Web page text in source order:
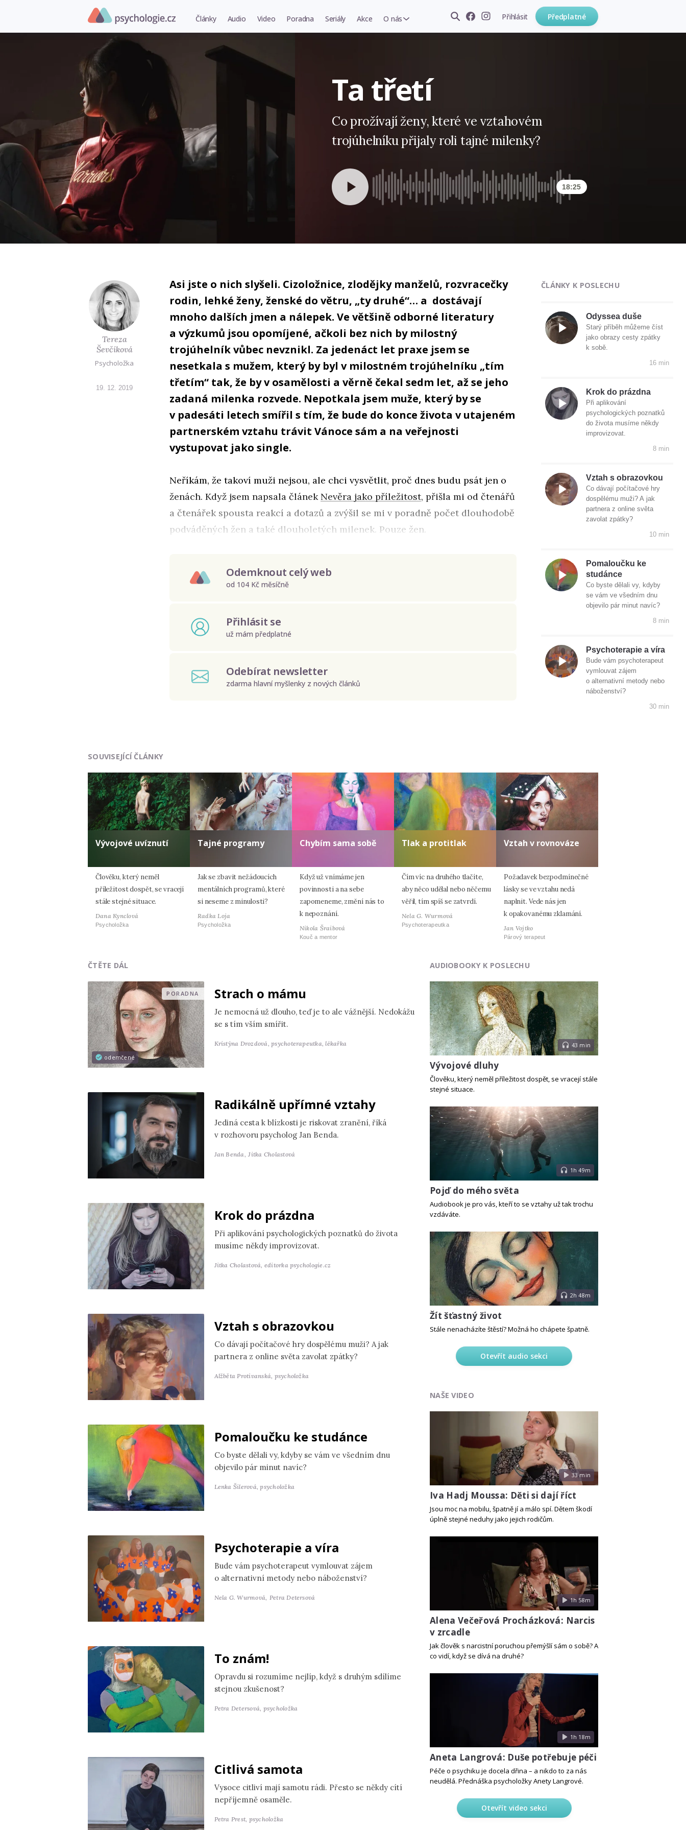
Články Audio Video Poradna Seriály Akce O nás Přihlásit Předplatné
Ta třetí
Co prožívají ženy, které ve vztahovém
trojúhelníku přijaly roli tajné milenky?
18:25
Tereza
Ševčíková
Psycholožka
19. 12. 2019
Asi jste o nich slyšeli. Cizoložnice, zlodějky manželů, rozvracečky
rodin, lehké ženy, ženské do větru, „ty druhé“… a dostávají
mnoho dalších jmen a nálepek. Ve většině odborné literatury
a výzkumů jsou opomíjené, ačkoli bez nich by milostný
trojúhelník vůbec nevznikl. Za jedenáct let praxe jsem se
nesetkala s mužem, který by byl v milostném trojúhelníku „tím
třetím“ tak, že by v osamělosti a věrně čekal sedm let, až se jeho
zadaná milenka rozvede. Nepotkala jsem muže, který by se
v padesáti letech smířil s tím, že bude do konce života v utajeném
partnerském vztahu trávit Vánoce sám a na veřejnosti
vystupovat jako single.
Neříkám, že takoví muži nejsou, ale chci vysvětlit, proč dnes budu psát jen o
ženách. Když jsem napsala článek Nevěra jako příležitost, přišla mi od čtenářů
a čtenářek spousta reakcí a dotazů a zvýšil se mi v poradně počet dlouhodobě
podváděných žen a také dlouholetých milenek. Pouze žen.
Odemknout celý web
od 104 Kč měsíčně
Přihlásit se
už mám předplatné
Odebírat newsletter
zdarma hlavní myšlenky z nových článků
ČLÁNKY K POSLECHU
Odyssea duše
Starý příběh můžeme číst
jako obrazy cesty zpátky
k sobě.
16 min
Krok do prázdna
Při aplikování
psychologických poznatků
do života musíme někdy
improvizovat.
8 min
Vztah s obrazovkou
Co dávají počítačové hry
dospělému muži? A jak
partnera z online světa
zavolat zpátky?
10 min
Pomaloučku ke
studánce
Co byste dělali vy, kdyby
se vám ve všedním dnu
objevilo pár minut navíc?
8 min
Psychoterapie a víra
Bude vám psychoterapeut
vymlouvat zájem
o alternativní metody nebo
náboženství?
30 min
SOUVISEJÍCÍ ČLÁNKY
Vývojové uvíznutí
Člověku, který neměl
příležitost dospět, se vracejí
stále stejné situace.
Dana Kynclová
Psycholožka
Tajné programy
Jak se zbavit nežádoucích
mentálních programů, které
si neseme z minulosti?
Radka Loja
Psycholožka
Chybím sama sobě
Když už vnímáme jen
povinnosti a na sebe
zapomeneme, změní nás to
k nepoznání.
Nikola Šraibová
Kouč a mentor
Tlak a protitlak
Čím víc na druhého tlačíte,
aby něco udělal nebo něčemu
věřil, tím spíš se zatvrdí.
Nela G. Wurmová
Psychoterapeutka
Vztah v rovnováze
Požadavek bezpodmínečné
lásky se ve vztahu nedá
naplnit. Vede nás jen
k opakovanému zklamání.
Jan Vojtko
Párový terapeut
ČTĚTE DÁL
odemčené
PORADNA Strach o mámu
Je nemocná už dlouho, teď je to ale vážnější. Nedokážu
se s tím vším smířit.
Kristýna Drozdová,psychoterapeutka, lékařka
Radikálně upřímné vztahy
Jediná cesta k blízkosti je riskovat zranění, říká
v rozhovoru psycholog Jan Benda.
Jan Benda, Jitka Cholastová
Krok do prázdna
Při aplikování psychologických poznatků do života
musíme někdy improvizovat.
Jitka Cholastová, editorka psychologie.cz
Vztah s obrazovkou
Co dávají počítačové hry dospělému muži? A jak
partnera z online světa zavolat zpátky?
Alžběta Protivanská, psycholožka
Pomaloučku ke studánce
Co byste dělali vy, kdyby se vám ve všedním dnu
objevilo pár minut navíc?
Lenka Šilerová,psycholožka
Psychoterapie a víra
Bude vám psychoterapeut vymlouvat zájem
o alternativní metody nebo náboženství?
Nela G. Wurmová, Petra Detersová
To znám!
Opravdu si rozumíme nejlíp, když s druhým sdílíme
stejnou zkušenost?
Petra Detersová, psycholožka
Citlivá samota
Vysoce citliví mají samotu rádi. Přesto se někdy cítí
nepříjemně osaměle.
Petra Prest, psycholožka
AUDIOBOOKY K POSLECHU
43 min
Vývojové dluhy
Člověku, který neměl příležitost dospět, se vracejí stále
stejné situace.
1h 49m
Pojď do mého světa
Audiobook je pro vás, kteří to se vztahy už tak trochu
vzdáváte.
2h 48m
Žít šťastný život
Stále nenacházíte štěstí? Možná ho chápete špatně.
Otevřít audio sekci
NAŠE VIDEO
33 min
Iva Hadj Moussa: Děti si dají říct
Jsou moc na mobilu, špatně jí a málo spí. Dětem škodí
úplně stejné neduhy jako jejich rodičům.
1h 58m
Alena Večeřová Procházková: Narcis
v zrcadle
Jak člověk s narcistní poruchou přemýšlí sám o sobě? A
co vidí, když se dívá na druhé?
1h 18m
Aneta Langrová: Duše potřebuje péči
Péče o psychiku je docela dřina – a nikdo to za nás
neudělá. Přednáška psycholožky Anety Langrové.
Otevřít video sekci